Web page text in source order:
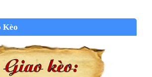
Kèo